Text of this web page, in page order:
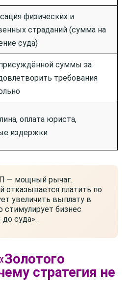
физических и
страданий (сумма на
суда)
суммы за
требования
оплата юриста,
издержки
— мощный рычаг.
отказывается платить по
увеличить выплату в
стимулирует бизнес
суда».
стратегия не